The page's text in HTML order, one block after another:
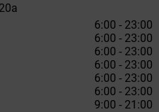
6:00 - 23:00
6:00 - 23:00
6:00 - 23:00
6:00 - 23:00
6:00 - 23:00
6:00 - 23:00
9:00 - 21:00